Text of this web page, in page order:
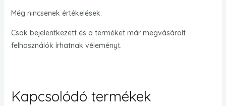
Még nincsenek értékelések.
Csak bejelentkezett és a terméket már megvásárolt
felhasználók írhatnak véleményt.
Kapcsolódó termékek